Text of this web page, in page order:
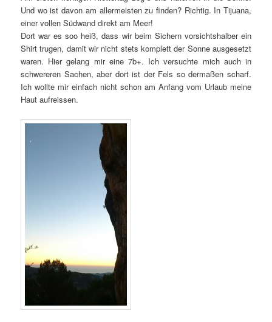
Und wo ist davon am allermeisten zu finden? Richtig. In Tijuana,
einer vollen Südwand direkt am Meer!
Dort war es soo heiß, dass wir beim Sichern vorsichtshalber ein
Shirt trugen, damit wir nicht stets komplett der Sonne ausgesetzt
waren. Hier gelang mir eine 7b+. Ich versuchte mich auch in
schwereren Sachen, aber dort ist der Fels so dermaßen scharf.
Ich wollte mir einfach nicht schon am Anfang vom Urlaub meine
Haut aufreissen.